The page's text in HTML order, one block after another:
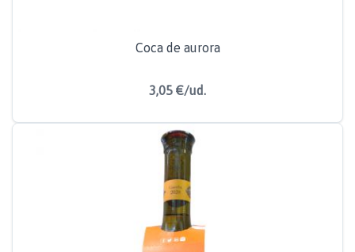
Coca de aurora
3,05 €/ud.